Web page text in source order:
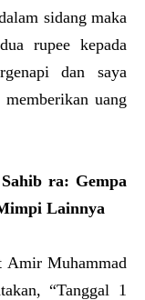
sidang maka
rupee kepada
dan saya
uang
ra: Gempa
Lainnya
Amir Muhammad
“Tanggal 1